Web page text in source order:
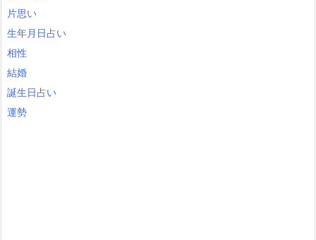
片思い
生年月日占い
相性
結婚
誕生日占い
運勢